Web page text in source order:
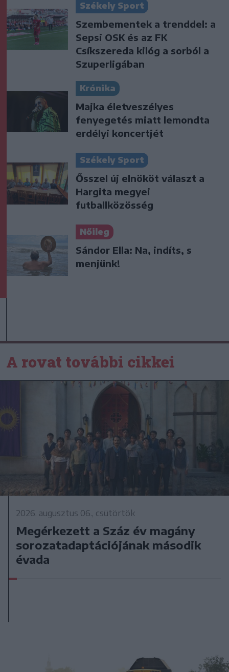
Székely Sport
Szembementek a trenddel: a
Sepsi OSK és az FK
Csíkszereda kilóg a sorból a
Szuperligában
Krónika
Majka életveszélyes
fenyegetés miatt lemondta
erdélyi koncertjét
Székely Sport
Ősszel új elnököt választ a
Hargita megyei
futballközösség
Nőileg
Sándor Ella: Na, indíts, s
menjünk!
A rovat további cikkei
2026. augusztus 06., csütörtök
Megérkezett a Száz év magány
sorozatadaptációjának második
évada